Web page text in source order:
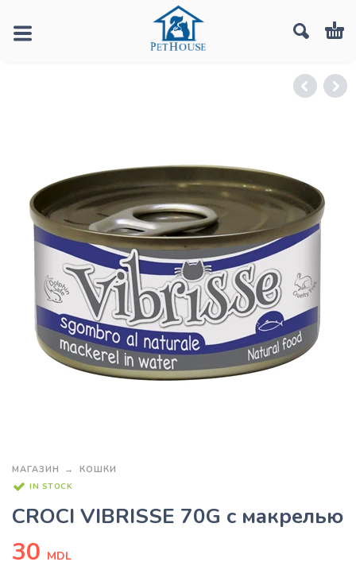
МАГАЗИН КОШКИ
IN STOCK
CROCI VIBRISSE 70G с макрелью
30 MDL